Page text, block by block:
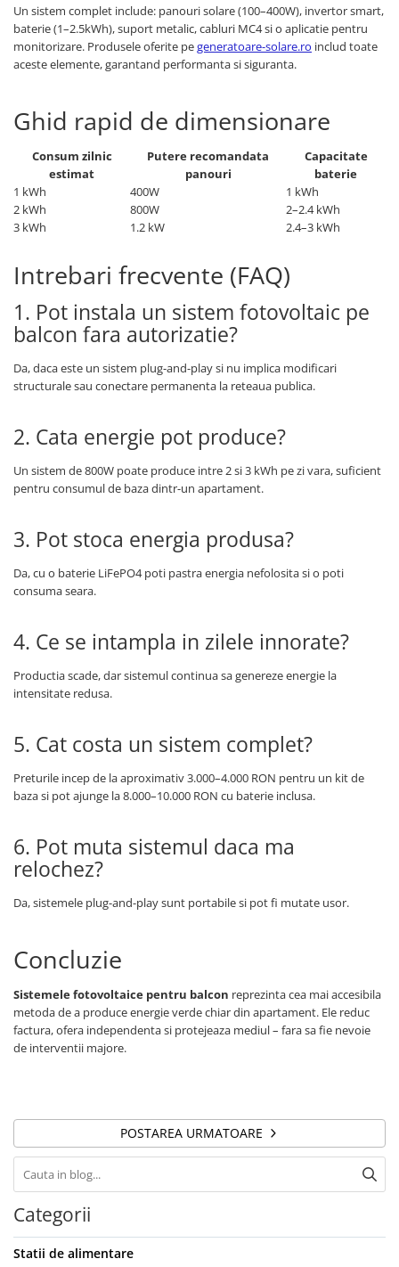
Un sistem complet include: panouri solare (100–400W), invertor smart,
baterie (1–2.5kWh), suport metalic, cabluri MC4 si o aplicatie pentru
monitorizare. Produsele oferite pegeneratoare-solare.ro includ toate
aceste elemente, garantand performanta si siguranta.
Ghid rapid de dimensionare
Consum zilnic
estimat
Putere recomandata
panouri
Capacitate
baterie
1 kWh
400W
1 kWh
2 kWh
800W
2–2.4 kWh
3 kWh
1.2 kW 2.4–3 kWh
Intrebari frecvente (FAQ)
1. Pot instala un sistem fotovoltaic pe
balcon fara autorizatie?
Da, daca este un sistem plug-and-play si nu implica modificari
structurale sau conectare permanenta la reteaua publica.
2. Cata energie pot produce?
Un sistem de 800W poate produce intre 2 si 3 kWh pe zi vara, suficient
pentru consumul de baza dintr-un apartament.
3. Pot stoca energia produsa?
Da, cu o baterie LiFePO4 poti pastra energia nefolosita si o poti
consuma seara.
4. Ce se intampla in zilele innorate?
Productia scade, dar sistemul continua sa genereze energie la
intensitate redusa.
5. Cat costa un sistem complet?
Preturile incep de la aproximativ 3.000–4.000 RON pentru un kit de
baza si pot ajunge la 8.000–10.000 RON cu baterie inclusa.
6. Pot muta sistemul daca ma
relochez?
Da, sistemele plug-and-play sunt portabile si pot fi mutate usor.
Concluzie
Sistemele fotovoltaice pentru balcon reprezinta cea mai accesibila
metoda de a produce energie verde chiar din apartament. Ele reduc
factura, ofera independenta si protejeaza mediul – fara sa fie nevoie
de interventii majore.
POSTAREA URMATOARE
Categorii
Statii de alimentare